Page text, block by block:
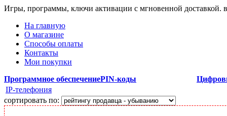
Игры, программы, ключи активации с мгновенной доставкой.
На главную
О магазине
Способы оплаты
Контакты
Мои покупки
Программное обеспечениеPIN-коды
IP-телефония
сортировать по: